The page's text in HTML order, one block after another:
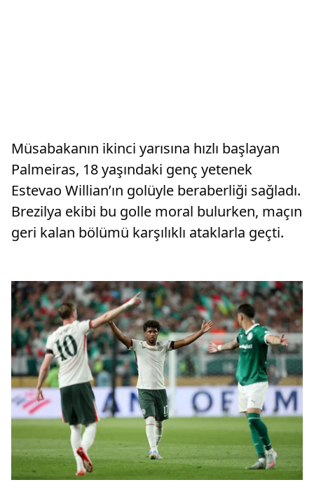
Müsabakanın ikinci yarısına hızlı başlayan
Palmeiras, 18 yaşındaki genç yetenek
Estevao Willian’ın golüyle beraberliği sağladı.
Brezilya ekibi bu golle moral bulurken, maçın
geri kalan bölümü karşılıklı ataklarla geçti.